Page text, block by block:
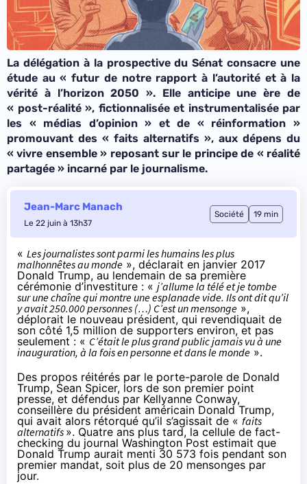
La délégation à la prospective du Sénat consacre une
étude au « futur de notre rapport à l’autorité et à la
vérité à l’horizon 2050 ». Elle anticipe une ère de
« post-réalité », fictionnalisée et instrumentalisée par
les « médias d’opinion » et de « réinformation »
promouvant des « faits alternatifs », aux dépens du
« vivre ensemble » reposant sur le principe de « réalité
partagée » incarné par le journalisme.
Jean-Marc Manach
Le 22 juin à 13h37
Société 19 min
« Les journalistes sont parmi les humains les plus
malhonnêtes au monde », déclarait en janvier 2017
Donald Trump, au lendemain de sa première
cérémonie d’investiture : « j’allume la télé et je tombe
sur une chaîne qui montre une esplanade vide. Ils ont dit qu’il
y avait 250.000 personnes (…) C’est un mensonge »,
déplorait le nouveau président, qui revendiquait de
son côté 1,5 million de supporters environ, et pas
seulement : « C’était le plus grand public jamais vu à une
inauguration, à la fois en personne et dans le monde ».
Des propos réitérés par le porte-parole de Donald
Trump, Sean Spicer, lors de son premier point
presse, et défendus par Kellyanne Conway,
conseillère du président américain Donald Trump,
qui avait alors rétorqué qu’il s’agissait de « faits
alternatifs ». Quatre ans plus tard, la cellule de fact-
checking du journal Washington Post estimait que
Donald Trump aurait menti 30 573 fois pendant son
premier mandat, soit plus de 20 mensonges par
jour.